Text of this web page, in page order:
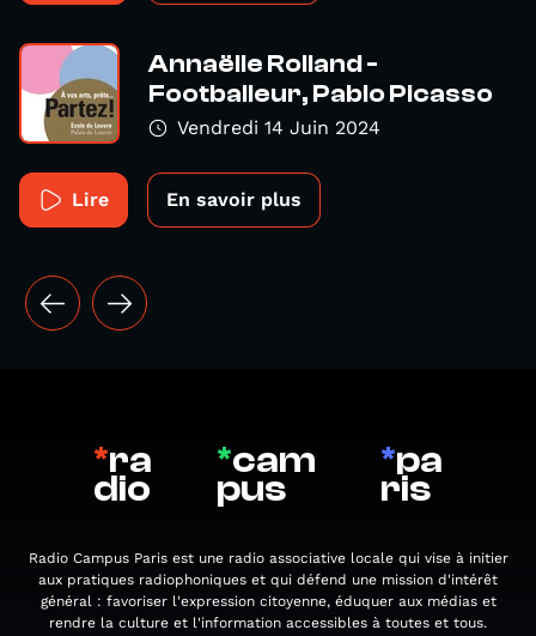
Annaëlle Rolland -
Footballeur, Pablo Picasso
Vendredi 14 Juin 2024
Lire En savoir plus
*ra
dio
*cam
pus
*pa
ris
Radio Campus Paris est une radio associative locale qui vise à initier
aux pratiques radiophoniques et qui défend une mission d'intérêt
général : favoriser l'expression citoyenne, éduquer aux médias et
rendre la culture et l'information accessibles à toutes et tous.